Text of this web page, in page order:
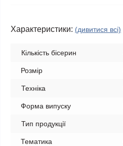
Характеристики: (дивитися всі)
Кількість бісерин
Розмір
Техніка
Форма випуску
Тип продукції
Тематика